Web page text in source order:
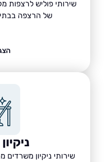
שירותי פוליש לרצפות מקצועיים
של הרצפה בבתים,
ניקיון
שירותי ניקיון משרדים